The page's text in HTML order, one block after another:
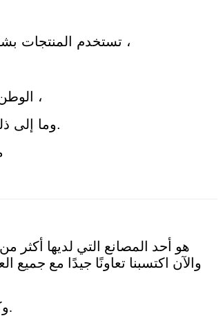
تستخدم المنتجات بشكل أساسي في صناعات حماية البيئة مثل معالجة مياه الصرف الصحي وتنقية الغاز وتنقية مياه الصرف الصناعي وما إلى ذلك ،
الوطن الام. ميزتنا التقنية منتجات سلسلة طاقة الهيدروجين المطورة حديثًا ، وتصنيع طاقة الهيدروجين ، ومركبات طاقة الهيدروجين ،
وما إلى ذلك ، يتم ترسيخها بعمق في صناعة التكنولوجيا الناشئة وتصبح مؤسسة قائمة على التكنولوجيا مع شعور بالمسؤولية الاجتماعية.
هو أحد المصانع التي لديها أكثر من 11 عامًا من الخبرة في مواد التيتانيوم المسامية ، ولديها فريق مراقبة الجودة وفريق المبيعات والأبحاث و
نحن مورد صيني نموذجي ، نصدر بشكل احترافي وفقًا لمعايير ASTM ، GB ، AMS ، وكذلك مواد التيتانيوم المسامية غير القياسية.